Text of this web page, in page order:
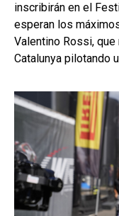
inscribirán en el
esperan los
Valentino Rossi,
Catalunya pilotando